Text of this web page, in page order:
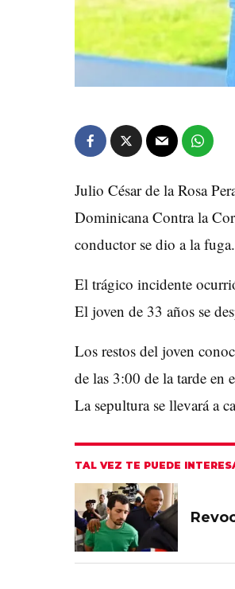
Julio César de la Rosa
Dominicana Contra la
conductor se dio a la fuga.
El trágico incidente
El joven de 33 años se
Los restos del joven
de las 3:00 de la tarde en
La sepultura se llevará a
TAL VEZ TE PUEDE